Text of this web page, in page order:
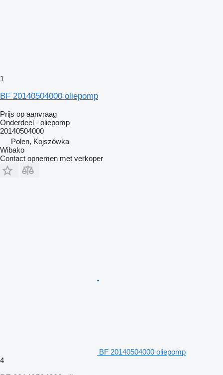
1
BF 20140504000 oliepomp
Prijs op aanvraag
Onderdeel - oliepomp
20140504000
Polen, Kojszówka
Wibako
Contact opnemen met verkoper
BF 20140504000 oliepomp
4